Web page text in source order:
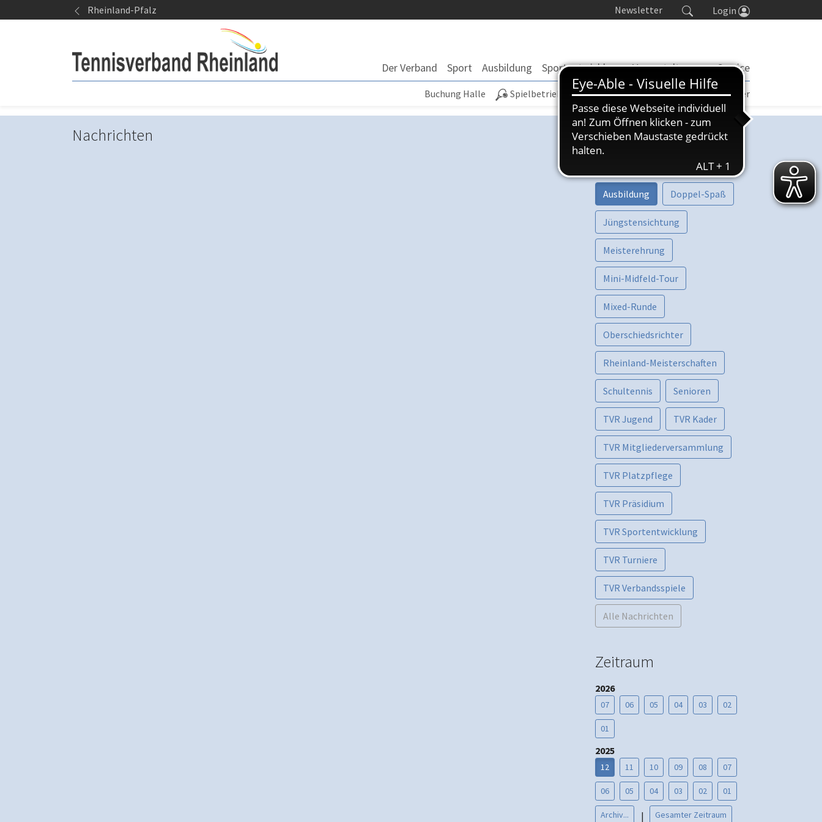
Springe zum SeiteninhaltRheinland-Pfalz Newsletter Login
Der Verband Sport Ausbildung Sportentwicklung Veranstaltungen Service
Buchung Halle Spielbetrieb | TORP Turniere Seminarkalender
Nachrichten Kategorien
Ausbildung Doppel-Spaß
Jüngstensichtung
Meisterehrung
Mini-Midfeld-Tour
Mixed-Runde
Oberschiedsrichter
Rheinland-Meisterschaften
Schultennis Senioren
TVR Jugend TVR Kader
TVR Mitgliederversammlung
TVR Platzpflege
TVR Präsidium
TVR Sportentwicklung
TVR Turniere
TVR Verbandsspiele
Alle Nachrichten
Zeitraum
2026
07 06 05 04 03 02
01
2025
12 11 10 09 08 07
06 05 04 03 02 01
Archiv... | Gesamter Zeitraum